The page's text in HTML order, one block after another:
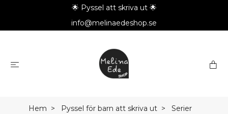
🌟 Pyssel att skriva ut 🌟
info@melinaedeshop.se
Hem Pyssel för barn att skriva ut
Serier